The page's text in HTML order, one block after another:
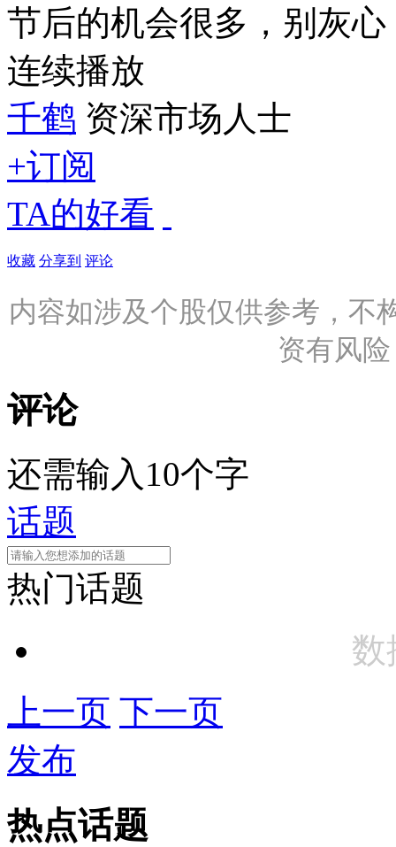
节后的机会很多，别灰心
连续播放
千鹤 资深市场人士
+订阅
TA的好看
收藏 分享到 评论
内容如涉及个股仅供参考，不
资有风
评论
还需输入10个字
话题
热门话题
数
上一页 下一页
发布
热点话题